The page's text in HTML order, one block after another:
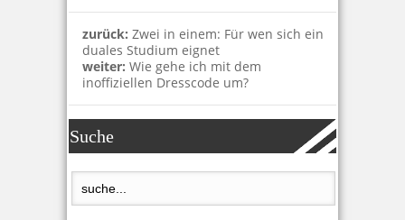
zurück: Zwei in einem: Für wen sich ein
duales Studium eignet
weiter: Wie gehe ich mit dem
inoffiziellen Dresscode um?
Suche